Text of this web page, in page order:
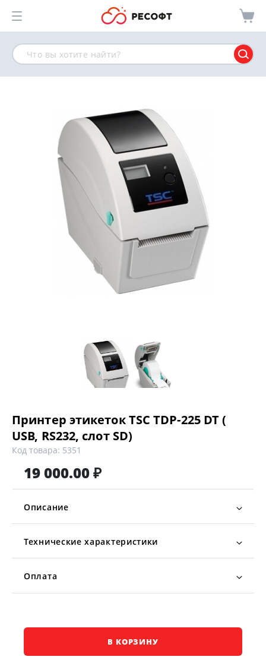
Принтер этикеток TSC TDP-225 DT (
USB, RS232, слот SD)
Код товара: 5351
19 000.00 ₽
Описание
Технические характеристики
Оплата
В КОРЗИНУ